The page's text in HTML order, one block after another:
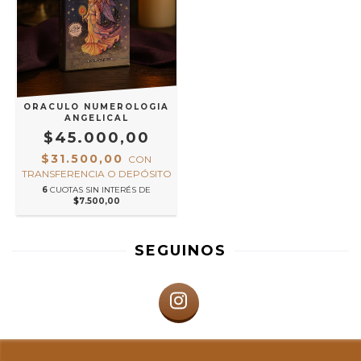
ORACULO NUMEROLOGIA
ANGELICAL
$45.000,00
$31.500,00 CON
TRANSFERENCIA O DEPÓSITO
6 CUOTAS SIN INTERÉS DE
$7.500,00
SEGUINOS